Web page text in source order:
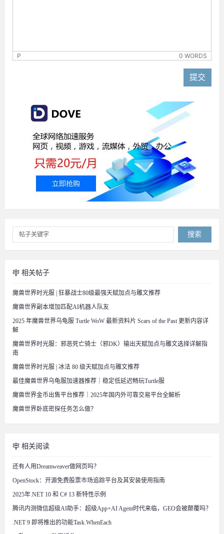
P 0 WORDS
提交
搜索
相关帖子
魔兽世界时光服 | 狂暴战士80级最强天赋加点与雕文推荐
魔兽世界副本增加匹配AI机器人队友
2025 年魔兽世界乌龟服 Turtle WoW 最新资料片 Scars of the Past 更新内容详
解
魔兽世界时光服：邪恶死亡骑士（邪DK）输出天赋加点与雕文选择详解指
南
魔兽世界时光服 | 冰法 80 级天赋加点与雕文推荐
最佳魔兽世界乌龟服加速器推荐｜稳定低延迟畅玩Turtle服
魔兽世界金币出售平台推荐｜2025年国内外可靠交易平台全解析
魔兽世界卧底密探任务怎么做？
相关阅读
还有人用Dreamweaver做网页吗？
OpenStock：开源免费股票市场追踪平台及其安装使用指南
2025年.NET 10 和 C# 13 新特性示例
腾讯内测微信超级AI助手：超级App+AI Agent时代来临，GEO会被颠覆吗？
.NET 9 即将推出的功能Task.WhenEach